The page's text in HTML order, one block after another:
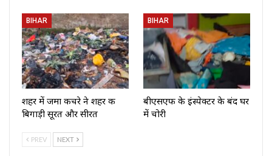
BIHAR
शहर में जमा कचरे ने शहर की
बिगाड़ी सूरत और सीरत
BIHAR
बीएसएफ के इंस्पेक्टर के बंद घर
में चोरी
PREV NEXT